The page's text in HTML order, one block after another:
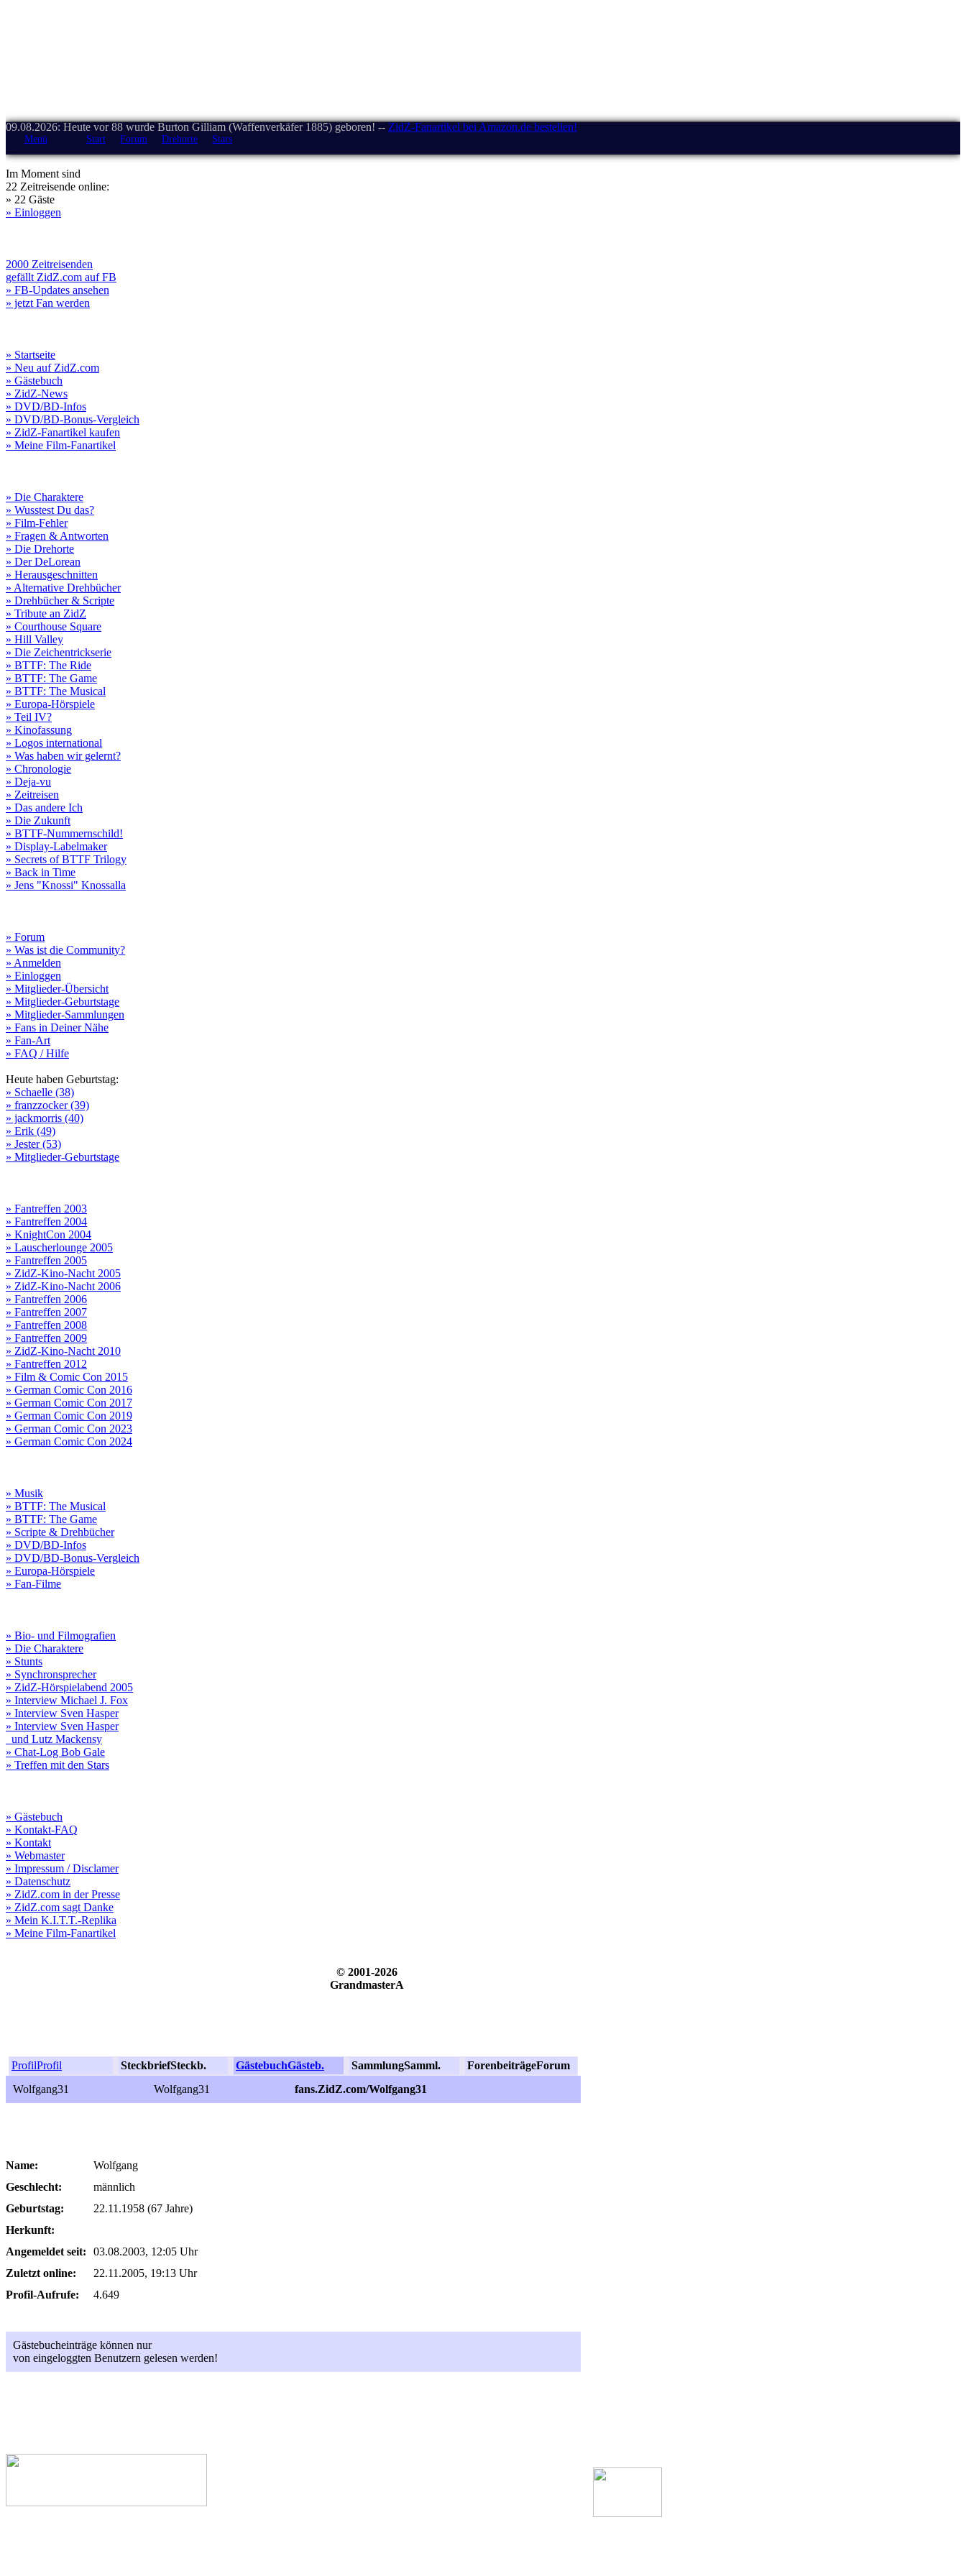
09.08.2026: Heute vor 88 wurde Burton Gilliam (Waffenverkäfer 1885) geboren! -- ZidZ-Fanartikel bei Amazon.de bestellen!
Menü Start Forum Drehorte Stars
Im Moment sind
22 Zeitreisende online:
» 22 Gäste
» Einloggen
2000 Zeitreisenden
gefällt ZidZ.com auf FB
» FB-Updates ansehen
» jetzt Fan werden
» Startseite
» Neu auf ZidZ.com
» Gästebuch
» ZidZ-News
» DVD/BD-Infos
» DVD/BD-Bonus-Vergleich
» ZidZ-Fanartikel kaufen
» Meine Film-Fanartikel
» Die Charaktere
» Wusstest Du das?
» Film-Fehler
» Fragen & Antworten
» Die Drehorte
» Der DeLorean
» Herausgeschnitten
» Alternative Drehbücher
» Drehbücher & Scripte
» Tribute an ZidZ
» Courthouse Square
» Hill Valley
» Die Zeichentrickserie
» BTTF: The Ride
» BTTF: The Game
» BTTF: The Musical
» Europa-Hörspiele
» Teil IV?
» Kinofassung
» Logos international
» Was haben wir gelernt?
» Chronologie
» Deja-vu
» Zeitreisen
» Das andere Ich
» Die Zukunft
» BTTF-Nummernschild!
» Display-Labelmaker
» Secrets of BTTF Trilogy
» Back in Time
» Jens "Knossi" Knossalla
» Forum
» Was ist die Community?
» Anmelden
» Einloggen
» Mitglieder-Übersicht
» Mitglieder-Geburtstage
» Mitglieder-Sammlungen
» Fans in Deiner Nähe
» Fan-Art
» FAQ / Hilfe
Heute haben Geburtstag:
» Schaelle (38)
» franzzocker (39)
» jackmorris (40)
» Erik (49)
» Jester (53)
» Mitglieder-Geburtstage
» Fantreffen 2003
» Fantreffen 2004
» KnightCon 2004
» Lauscherlounge 2005
» Fantreffen 2005
» ZidZ-Kino-Nacht 2005
» ZidZ-Kino-Nacht 2006
» Fantreffen 2006
» Fantreffen 2007
» Fantreffen 2008
» Fantreffen 2009
» ZidZ-Kino-Nacht 2010
» Fantreffen 2012
» Film & Comic Con 2015
» German Comic Con 2016
» German Comic Con 2017
» German Comic Con 2019
» German Comic Con 2023
» German Comic Con 2024
» Musik
» BTTF: The Musical
» BTTF: The Game
» Scripte & Drehbücher
» DVD/BD-Infos
» DVD/BD-Bonus-Vergleich
» Europa-Hörspiele
» Fan-Filme
» Bio- und Filmografien
» Die Charaktere
» Stunts
» Synchronsprecher
» ZidZ-Hörspielabend 2005
» Interview Michael J. Fox
» Interview Sven Hasper
» Interview Sven Hasper
und Lutz Mackensy
» Chat-Log Bob Gale
» Treffen mit den Stars
» Gästebuch
» Kontakt-FAQ
» Kontakt
» Webmaster
» Impressum / Disclamer
» Datenschutz
» ZidZ.com in der Presse
» ZidZ.com sagt Danke
» Mein K.I.T.T.-Replika
» Meine Film-Fanartikel
© 2001-2026
GrandmasterA
ProfilProfil SteckbriefSteckb. GästebuchGästeb. SammlungSamml. ForenbeiträgeForum
Wolfgang31
Wolfgang31 fans.ZidZ.com/Wolfgang31
Name:
Wolfgang
Geschlecht:
männlich
Geburtstag:
22.11.1958 (67 Jahre)
Herkunft:
Angemeldet seit:
03.08.2003, 12:05 Uhr
Zuletzt online:
22.11.2005, 19:13 Uhr
Profil-Aufrufe:
4.649
Gästebucheinträge können nur
von eingeloggten Benutzern gelesen werden!